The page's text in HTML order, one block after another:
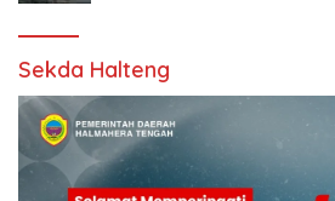
Sekda Halteng